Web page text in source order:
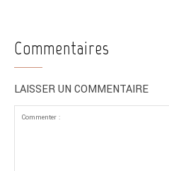
Commentaires
LAISSER UN COMMENTAIRE